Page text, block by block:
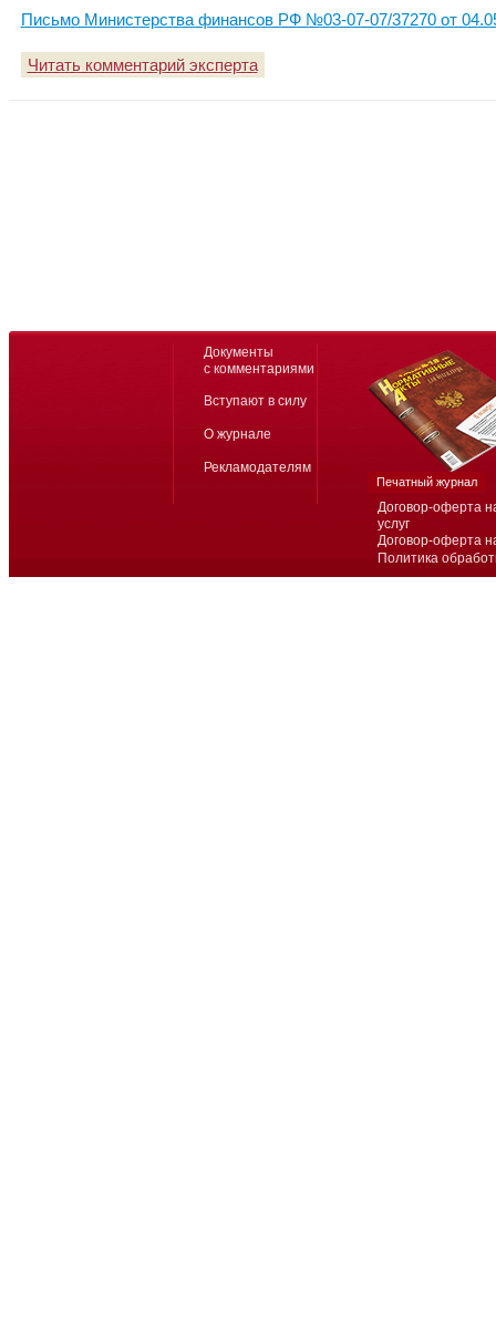
Письмо Министерства финансов РФ №03-07-07/37270 от
Читать комментарий эксперта
Договор-оферта
услуг
Договор-оферта
Политика
Документы
с комментариями
Вступают в силу
О журнале
Рекламодателям
Печатный журнал